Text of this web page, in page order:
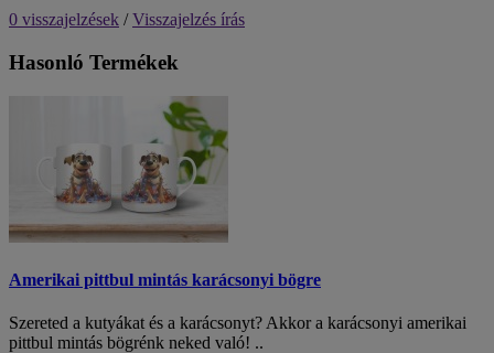
0 visszajelzések /Visszajelzés írás
Hasonló Termékek
Amerikai pittbul mintás karácsonyi bögre
Szereted a kutyákat és a karácsonyt? Akkor a karácsonyi amerikai
pittbul mintás bögrénk neked való! ..